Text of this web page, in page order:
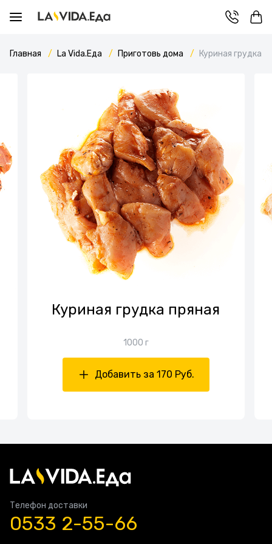
Главная La Vida.Еда Приготовь дома Куриная грудка
Куриная грудка пряная
1000 г
Добавить за 170 Руб.
Телефон доставки
0533 2-55-66